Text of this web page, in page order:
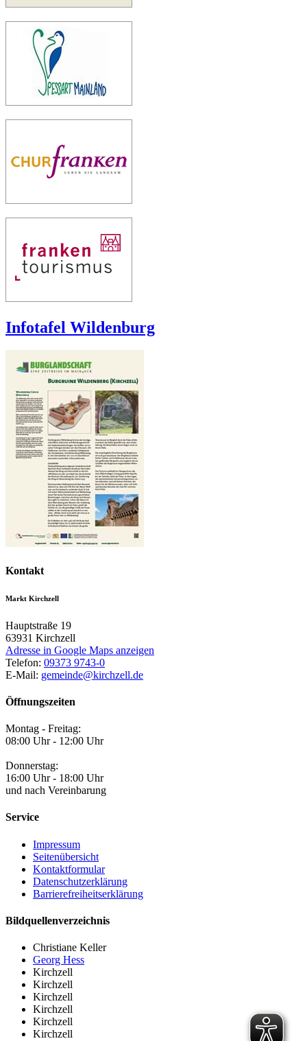
Infotafel Wildenburg
Kontakt
Markt Kirchzell
Hauptstraße 19
63931 Kirchzell
Adresse in Google Maps anzeigen
Telefon: 09373 9743-0
E-Mail: gemeinde@kirchzell.de
Öffnungszeiten
Montag - Freitag:
08:00 Uhr - 12:00 Uhr
Donnerstag:
16:00 Uhr - 18:00 Uhr
und nach Vereinbarung
Service
Impressum
Seitenübersicht
Kontaktformular
Datenschutzerklärung
Barrierefreiheitserklärung
Bildquellenverzeichnis
Christiane Keller
Georg Hess
Kirchzell
Kirchzell
Kirchzell
Kirchzell
Kirchzell
Kirchzell